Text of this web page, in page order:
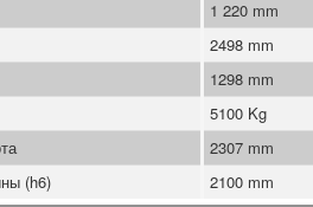
1 220 mm
2498 mm
1298 mm
5100 Kg
2307 mm
(h6)
2100 mm